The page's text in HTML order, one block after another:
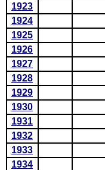
1923
1924
1925
1926
1927
1928
1929
1930
1931
1932
1933
1934